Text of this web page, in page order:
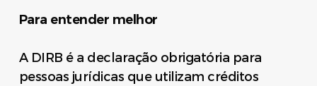
Para entender melhor
A DIRB é a declaração obrigatória para
pessoas jurídicas que utilizam créditos